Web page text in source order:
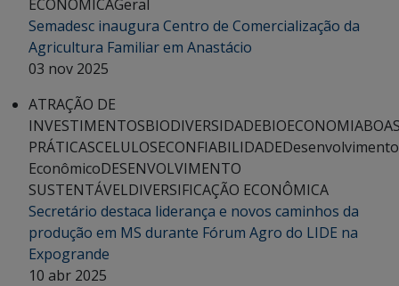
ECONÔMICAGeral
Semadesc inaugura Centro de Comercialização da
Agricultura Familiar em Anastácio
03 nov 2025
ATRAÇÃO DE
INVESTIMENTOSBIODIVERSIDADEBIOECONOMIA
PRÁTICASCELULOSECONFIABILIDADEDesenvolvimento
EconômicoDESENVOLVIMENTO
SUSTENTÁVELDIVERSIFICAÇÃO ECONÔMICA
Secretário destaca liderança e novos caminhos da
produção em MS durante Fórum Agro do LIDE na
Expogrande
10 abr 2025